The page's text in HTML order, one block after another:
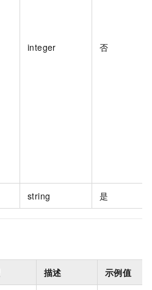
integer 否
string 是
描述 示例值